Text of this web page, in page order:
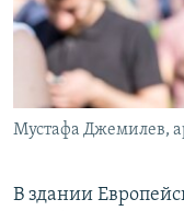
ПОБЕДИТЕЛЕЙ НЕ
ELIFBE
УКРАИНСКАЯ
ПРИСОЕДИНЯЙТЕСЬ!
Мустафа Джемилев,
В здании